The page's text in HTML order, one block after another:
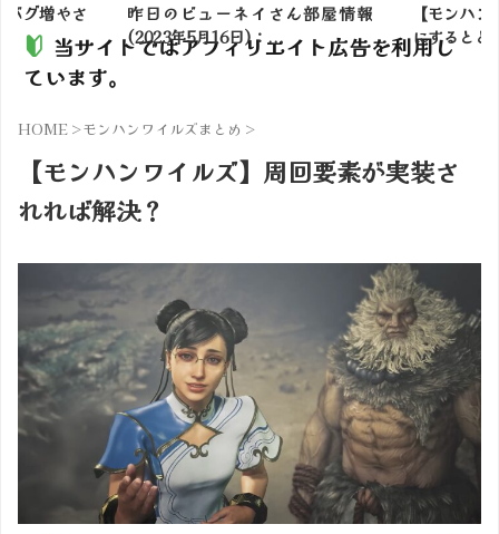
グ増やさ
昨日のビューネイさん部屋情報
(2023年5月16日)：...
【モンハ
にするとど
当サイトではアフィリエイト広告を利用し
ています。
HOME >モンハンワイルズまとめ >
【モンハンワイルズ】周回要素が実装さ
れれば解決？